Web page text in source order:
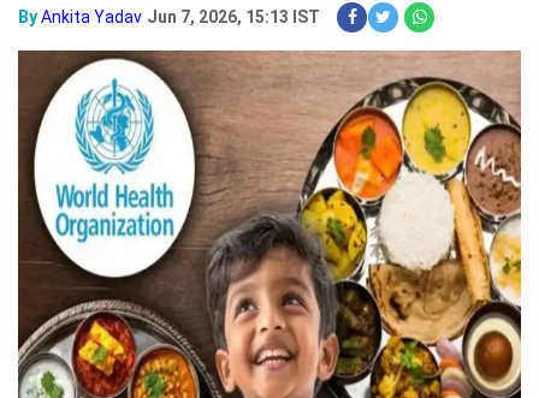
ByAnkita Yadav Jun 7, 2026, 15:13 IST